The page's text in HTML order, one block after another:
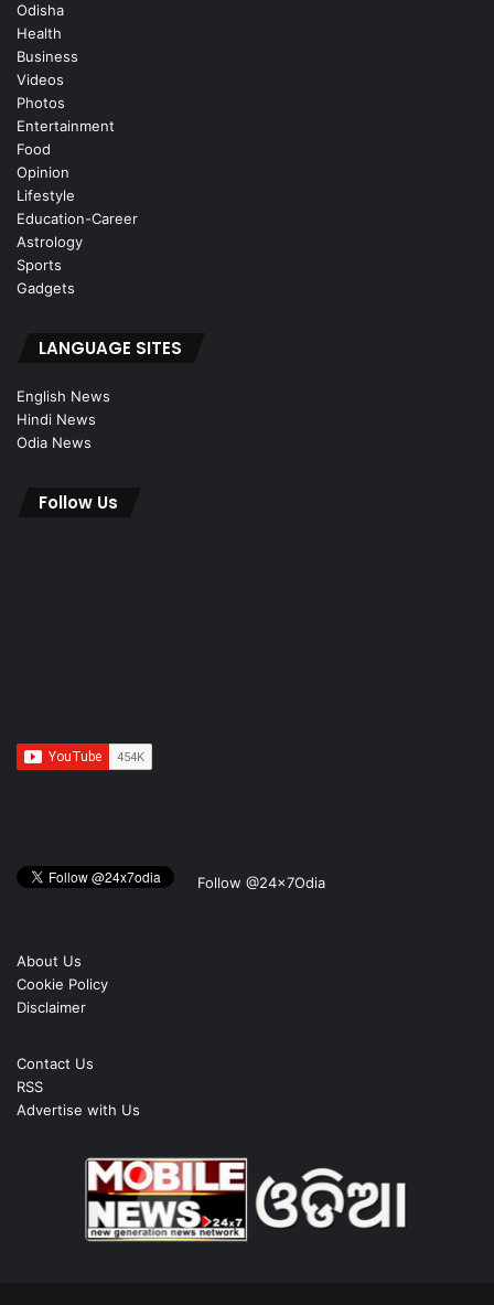
Odisha
Health
Business
Videos
Photos
Entertainment
Food
Opinion
Lifestyle
Education-Career
Astrology
Sports
Gadgets
LANGUAGE SITES
English News
Hindi News
Odia News
Follow Us
Follow @24x7Odia
About Us
Cookie Policy
Disclaimer
Contact Us
RSS
Advertise with Us